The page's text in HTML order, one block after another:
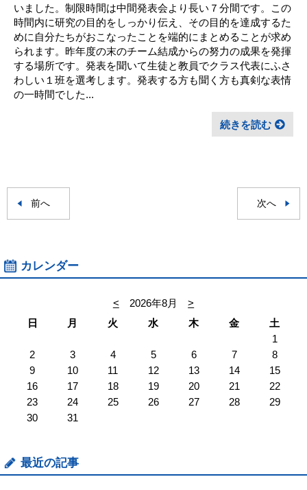
いました。制限時間は中間発表会より長い７分間です。この
時間内に研究の目的をしっかり伝え、その目的を達成するた
めに自分たちがおこなったことを端的にまとめることが求め
られます。昨年度の末のチーム結成からの努力の成果を発揮
する場所です。発表を聞いて生徒と教員でクラス代表にふさ
わしい１班を選考します。発表する方も聞く方も真剣な表情
の一時間でした...
続きを読む
前へ 次へ
カレンダー
< 2026年8月
>
日
月 火 水 木 金
土
1
2
3 4 5 6 7
8
9
10 11 12 13 14
15
16
17 18 19 20 21
22
23
24 25 26 27 28
29
30
31
最近の記事